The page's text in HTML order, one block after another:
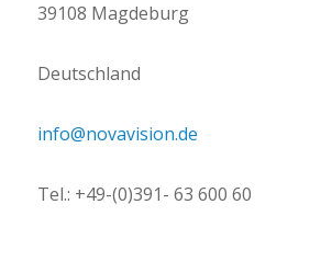
39108 Magdeburg
Deutschland
info@novavision.de
Tel.: +49-(0)391- 63 600 60